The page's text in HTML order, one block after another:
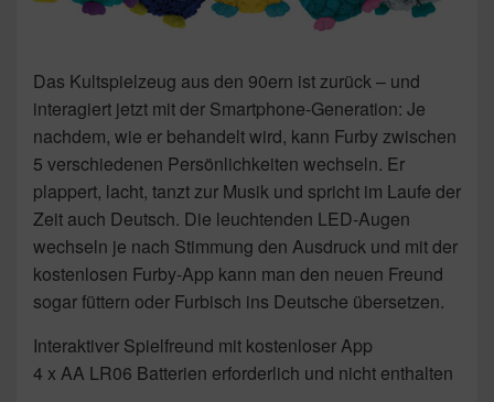
Das Kultspielzeug aus den 90ern ist zurück – und
interagiert jetzt mit der Smartphone-Generation: Je
nachdem, wie er behandelt wird, kann Furby zwischen
5 verschiedenen Persönlichkeiten wechseln. Er
plappert, lacht, tanzt zur Musik und spricht im Laufe der
Zeit auch Deutsch. Die leuchtenden LED-Augen
wechseln je nach Stimmung den Ausdruck und mit der
kostenlosen Furby-App kann man den neuen Freund
sogar füttern oder Furbisch ins Deutsche übersetzen.
Interaktiver Spielfreund mit kostenloser App
4 x AA LR06 Batterien erforderlich und nicht enthalten